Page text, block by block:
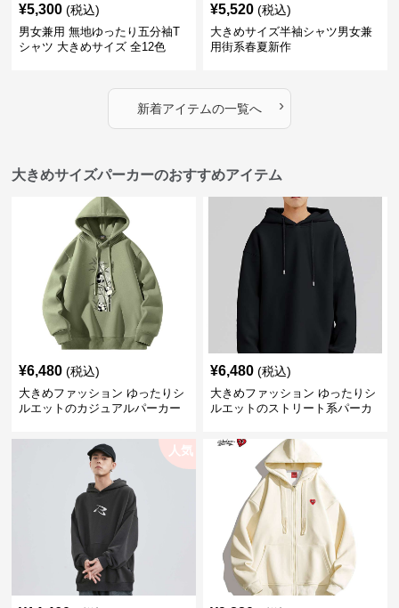
¥5,300 (税込)
男女兼用 無地ゆったり五分袖T
シャツ 大きめサイズ 全12色
¥5,520 (税込)
大きめサイズ半袖シャツ男女兼
用街系春夏新作
新着アイテムの一覧へ ›
大きめサイズパーカーのおすすめアイテム
¥6,480 (税込)
大きめファッション ゆったりシ
ルエットのカジュアルパーカー
¥6,480 (税込)
大きめファッション ゆったりシ
ルエットのストリート系パーカ
人気